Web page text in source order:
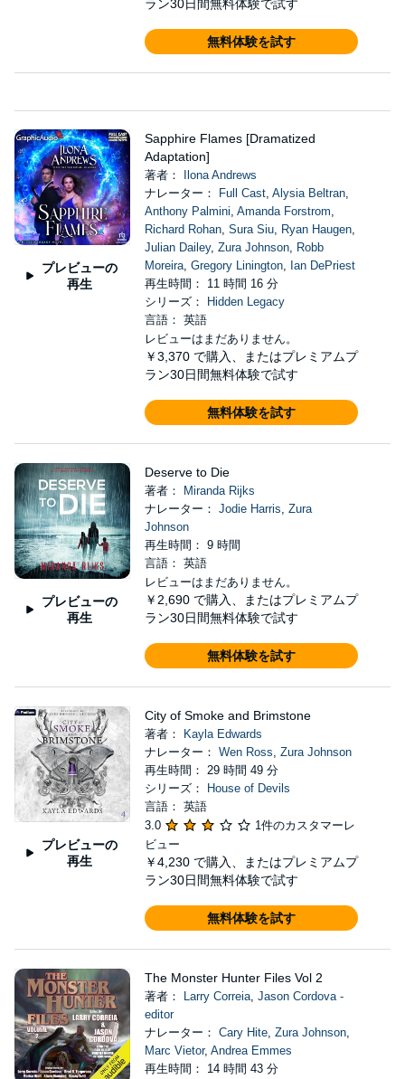
ラン30日間無料体験で試す
無料体験を試す
プレビューの
再生
Sapphire Flames [Dramatized
Adaptation]
著者：
Ilona Andrews
ナレーター：
Full Cast, Alysia Beltran,
Anthony Palmini, Amanda Forstrom,
Richard Rohan, Sura Siu, Ryan Haugen,
Julian Dailey, Zura Johnson, Robb
Moreira, Gregory Linington, Ian DePriest
再生時間： 11 時間 16 分
シリーズ：
Hidden Legacy
言語： 英語
レビューはまだありません。
￥3,370 で購入、またはプレミアムプ
ラン30日間無料体験で試す
無料体験を試す
プレビューの
再生
Deserve to Die
著者：
Miranda Rijks
ナレーター： Jodie Harris, Zura
Johnson
再生時間： 9 時間
言語： 英語
レビューはまだありません。
￥2,690 で購入、またはプレミアムプ
ラン30日間無料体験で試す
無料体験を試す
プレビューの
再生
City of Smoke and Brimstone
著者：
Kayla Edwards
ナレーター： Wen Ross, Zura Johnson
再生時間： 29 時間 49 分
シリーズ：
House of Devils
言語： 英語
3.0
1件のカスタマーレ
ビュー
￥4,230 で購入、またはプレミアムプ
ラン30日間無料体験で試す
無料体験を試す
The Monster Hunter Files Vol 2
著者： Larry Correia, Jason Cordova -
editor
ナレーター： Cary Hite, Zura Johnson,
Marc Vietor, Andrea Emmes
再生時間： 14 時間 43 分